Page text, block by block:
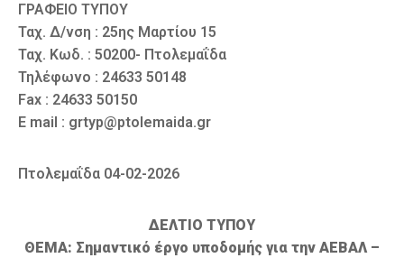
ΓΡΑΦΕΙΟ ΤΥΠΟΥ
Ταχ. Δ/νση : 25ης Μαρτίου 15
Ταχ. Κωδ. : 50200- Πτολεμαΐδα
Τηλέφωνο : 24633 50148
Fax : 24633 50150
E mail : grtyp@ptolemaida.gr
Πτολεμαΐδα 04-02-2026
ΔΕΛΤΙΟ ΤΥΠΟΥ
ΘΕΜΑ: Σημαντικό έργο υποδομής για την ΑΕΒΑΛ –